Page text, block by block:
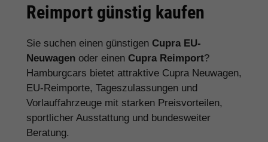
Reimport günstig kaufen
Sie suchen einen günstigen Cupra EU-
Neuwagen oder einen Cupra Reimport?
Hamburgcars bietet attraktive Cupra Neuwagen,
EU-Reimporte, Tageszulassungen und
Vorlauffahrzeuge mit starken Preisvorteilen,
sportlicher Ausstattung und bundesweiter
Beratung.